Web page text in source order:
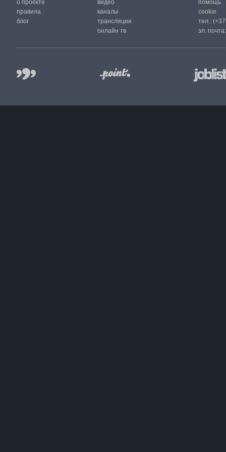
о проекте
правила
блог
видео
каналы
трансляции
онлайн тв
помощь
cookie
тел.:
эл.